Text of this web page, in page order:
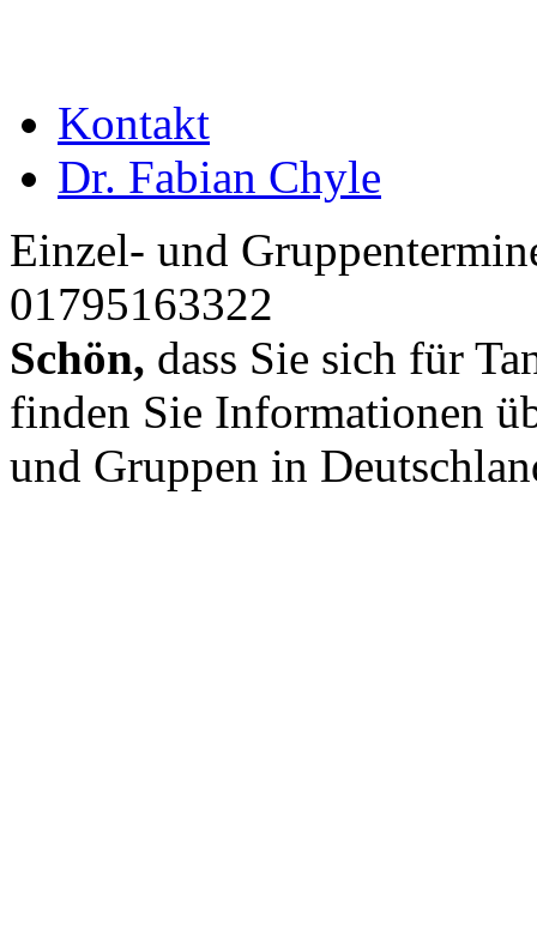
Kontakt
Dr. Fabian Chyle
Einzel- und
01795163322
Schön, dass Sie sich für
finden Sie Informationen
und Gruppen in